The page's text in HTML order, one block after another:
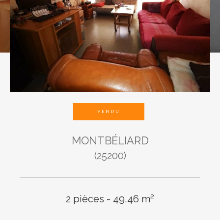
VENDU
MONTBÉLIARD
(25200)
2 pièces - 49,46 m²
Budget
Pièces
3